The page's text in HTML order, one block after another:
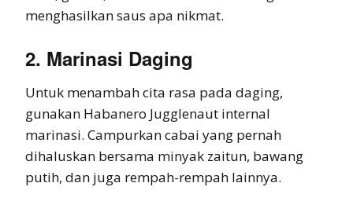
menghasilkan saus apa nikmat.
2. Marinasi Daging
Untuk menambah cita rasa pada daging,
gunakan Habanero Jugglenaut internal
marinasi. Campurkan cabai yang pernah
dihaluskan bersama minyak zaitun, bawang
putih, dan juga rempah-rempah lainnya.